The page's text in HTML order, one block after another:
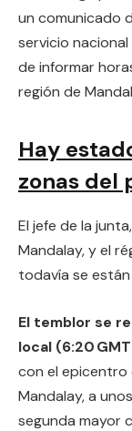
un comunicado
servicio
de informar
región de
Hay
zonas del
El jefe de la
Mandalay, y el
todavía se
El temblor se
local (6:20
con el epicentro
Mandalay, a
segunda mayor